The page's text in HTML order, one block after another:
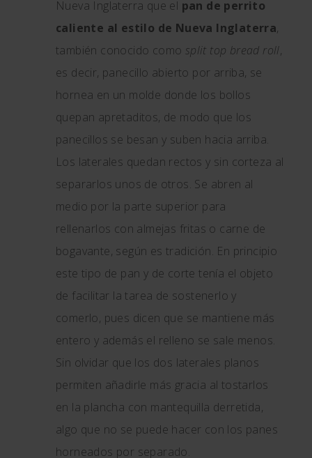
Nueva Inglaterra que el pan de perrito
caliente al estilo de Nueva Inglaterra,
también conocido como split top bread roll,
es decir, panecillo abierto por arriba, se
hornea en un molde donde los bollos
quepan apretaditos, de modo que los
panecillos se besan y suben hacia arriba.
Los laterales quedan rectos y sin corteza al
separarlos unos de otros. Se abren al
medio por la parte superior para
rellenarlos con almejas fritas o carne de
bogavante, según es tradición. En principio
este tipo de pan y de corte tenía el objeto
de facilitar la tarea de sostenerlo y
comerlo, pues dicen que se mantiene más
entero y además el relleno se sale menos.
Sin olvidar que los dos laterales planos
permiten añadirle más gracia al tostarlos
en la plancha con mantequilla derretida,
algo que no se puede hacer con los panes
horneados por separado.